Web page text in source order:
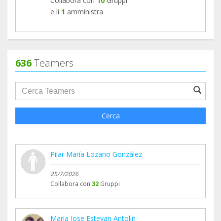
Fundacion Andres Marcio.
Un abrazo a todos y os sigo informando.
Elvira Rossello
e li 1 amministra
636Teamers
groupProfile.searchForm.search.text???
Cerca
Pilar María Lozano González
25/7/2026
Collabora con 32 Gruppi
Maria Jose Estevan Antolin